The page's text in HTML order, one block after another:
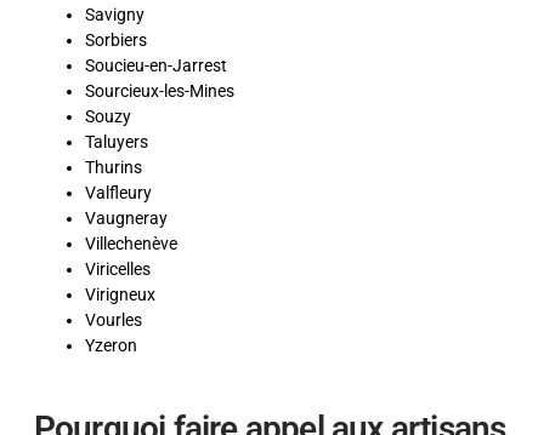
Savigny
Sorbiers
Soucieu-en-Jarrest
Sourcieux-les-Mines
Souzy
Taluyers
Thurins
Valfleury
Vaugneray
Villechenève
Viricelles
Virigneux
Vourles
Yzeron